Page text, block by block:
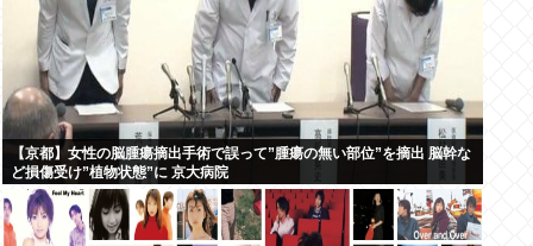
【京都】女性の脳腫瘍摘出手術で誤って”腫瘍の無い部位”を摘出 脳幹な
ど損傷受け”植物状態”に 京大病院